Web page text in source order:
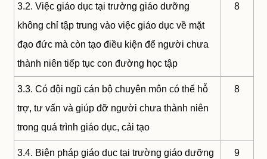
3.2. Việc giáo dục tại trường giáo dưỡng
không chỉ tập trung vào việc giáo dục về mặt
đạo đức mà còn tạo điều kiện để người chưa
thành niên tiếp tục con đường học tập
8
3.3. Có đội ngũ cán bộ chuyên môn có thể hỗ
trợ, tư vấn và giúp đỡ người chưa thành niên
trong quá trình giáo dục, cải tạo
8
3.4. Biện pháp giáo dục tại trường giáo dưỡng
9